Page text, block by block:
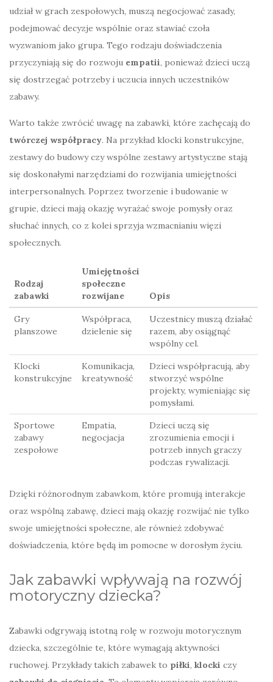
udział w grach zespołowych, muszą negocjować zasady,
podejmować decyzje wspólnie oraz stawiać czoła
wyzwaniom jako grupa. Tego rodzaju doświadczenia
przyczyniają się do rozwoju empatii, ponieważ dzieci uczą
się dostrzegać potrzeby i uczucia innych uczestników
zabawy.
Warto także zwrócić uwagę na zabawki, które zachęcają do
twórczej współpracy. Na przykład klocki konstrukcyjne,
zestawy do budowy czy wspólne zestawy artystyczne stają
się doskonałymi narzędziami do rozwijania umiejętności
interpersonalnych. Poprzez tworzenie i budowanie w
grupie, dzieci mają okazję wyrażać swoje pomysły oraz
słuchać innych, co z kolei sprzyja wzmacnianiu więzi
społecznych.
Rodzaj
zabawki
Umiejętności
społeczne
rozwijane
Opis
Gry
planszowe
Współpraca,
dzielenie się
Uczestnicy muszą działać
razem, aby osiągnąć
wspólny cel.
Klocki
konstrukcyjne
Komunikacja,
kreatywność
Dzieci współpracują, aby
stworzyć wspólne
projekty, wymieniając się
pomysłami.
Sportowe
zabawy
zespołowe
Empatia,
negocjacja
Dzieci uczą się
zrozumienia emocji i
potrzeb innych graczy
podczas rywalizacji.
Dzięki różnorodnym zabawkom, które promują interakcje
oraz wspólną zabawę, dzieci mają okazję rozwijać nie tylko
swoje umiejętności społeczne, ale również zdobywać
doświadczenia, które będą im pomocne w dorosłym życiu.
Jak zabawki wpływają na rozwój
motoryczny dziecka?
Zabawki odgrywają istotną rolę w rozwoju motorycznym
dziecka, szczególnie te, które wymagają aktywności
ruchowej. Przykłady takich zabawek to piłki, klocki czy